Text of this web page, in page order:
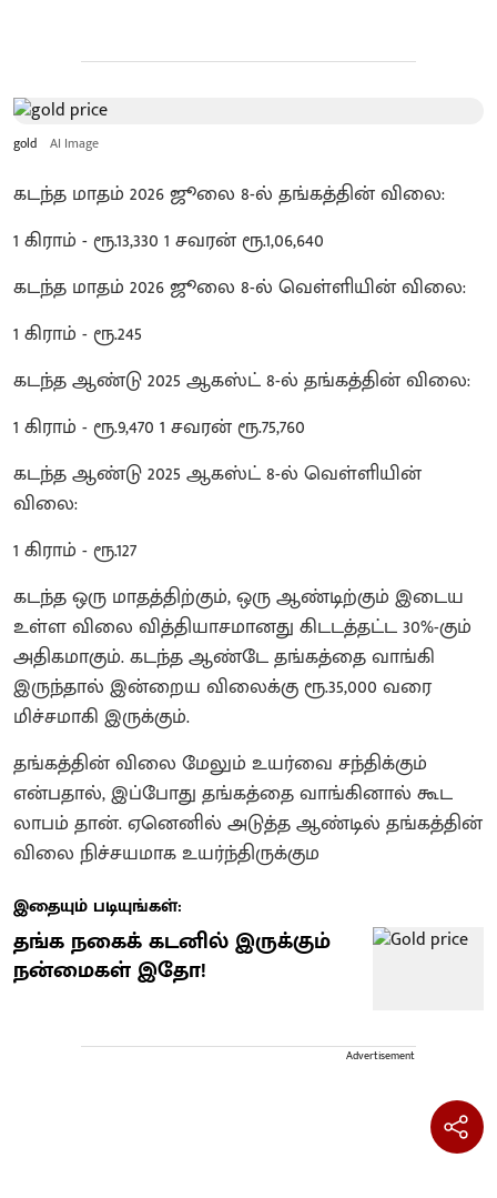
gold AI Image
கடந்த மாதம் 2026 ஜூலை 8-ல் தங்கத்தின் விலை:
1 கிராம் - ரூ.13,330 1 சவரன் ரூ.1,06,640
கடந்த மாதம் 2026 ஜூலை 8-ல் வெள்ளியின் விலை:
1 கிராம் - ரூ.245
கடந்த ஆண்டு 2025 ஆகஸ்ட் 8-ல் தங்கத்தின் விலை:
1 கிராம் - ரூ.9,470 1 சவரன் ரூ.75,760
கடந்த ஆண்டு 2025 ஆகஸ்ட் 8-ல் வெள்ளியின்
விலை:
1 கிராம் - ரூ.127
கடந்த ஒரு மாதத்திற்கும், ஒரு ஆண்டிற்கும் இடைய
உள்ள விலை வித்தியாசமானது கிடடத்தட்ட 30%-கும்
அதிகமாகும். கடந்த ஆண்டே தங்கத்தை வாங்கி
இருந்தால் இன்றைய விலைக்கு ரூ.35,000 வரை
மிச்சமாகி இருக்கும்.
தங்கத்தின் விலை மேலும் உயர்வை சந்திக்கும்
என்பதால், இப்போது தங்கத்தை வாங்கினால் கூட
லாபம் தான். ஏனெனில் அடுத்த ஆண்டில் தங்கத்தின்
விலை நிச்சயமாக உயர்ந்திருக்கும
இதையும் படியுங்கள்:
தங்க நகைக் கடனில் இருக்கும்
நன்மைகள் இதோ!
Advertisement